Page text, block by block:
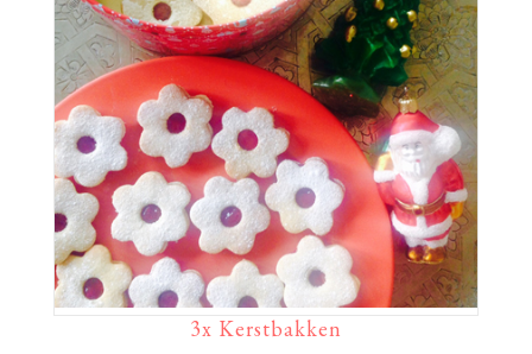
3x Kerstbakken